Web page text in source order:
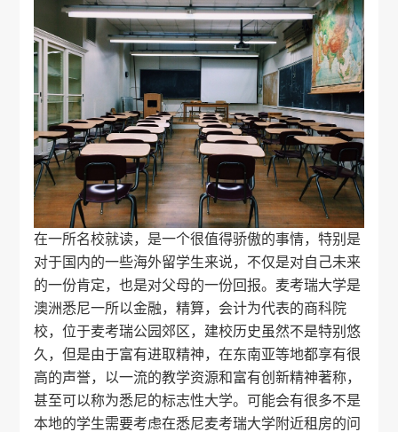
在一所名校就读，是一个很值得骄傲的事情，特别是
对于国内的一些海外留学生来说，不仅是对自己未来
的一份肯定，也是对父母的一份回报。麦考瑞大学是
澳洲悉尼一所以金融，精算，会计为代表的商科院
校，位于麦考瑞公园郊区，建校历史虽然不是特别悠
久，但是由于富有进取精神，在东南亚等地都享有很
高的声誉，以一流的教学资源和富有创新精神著称，
甚至可以称为悉尼的标志性大学。可能会有很多不是
本地的学生需要考虑在悉尼麦考瑞大学附近租房的问